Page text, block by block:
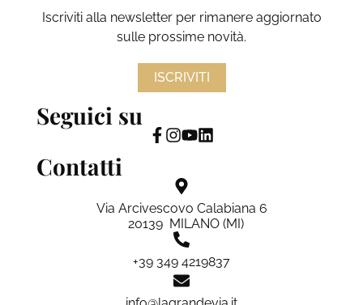
Contatti
Via Arcivescovo Calabiana 6
20139 MILANO (MI)
+39 349 4219837
Seguici su
Iscriviti alla newsletter per rimanere aggiornato
sulle prossime novità.
ISCRIVITI